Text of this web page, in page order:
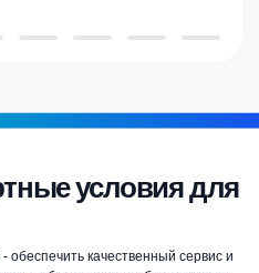
условия для
качественный сервис и